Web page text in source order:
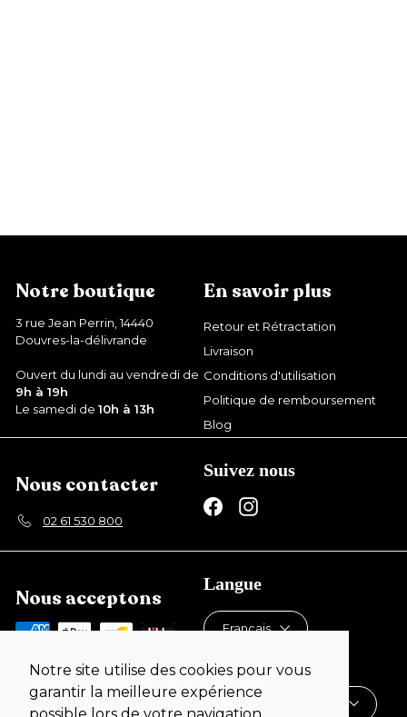
Notre site utilise des cookies pour vous
garantir la meilleure expérience
9
Notre boutique
3 rue Jean Perrin, 14440
Douvres-la-délivrande
Ouvert du lundi au vendredi de
9h à 19h
Le samedi de 10h à 13h
En savoir plus
Retour et Rétractation
Livraison
Conditions d'utilisation
Politique de remboursement
Blog
Nous contacter
02 61 530 800
Suivez nous
FacebookInstagram
Nous acceptons
Langue
Français
Devise